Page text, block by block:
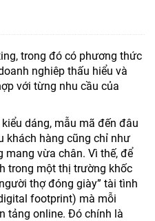
trong đó có phương thức
nghiêp thấu hiểu và
với từng nhu cầu của
dáng, mẫu mã đến đâu
khách hàng cũng chỉ như
vừa chân. Vì thế, để
trong một thị trường khốc
thợ đóng giày” tài tình
footprint) mà mỗi
tảng online. Đó chính là